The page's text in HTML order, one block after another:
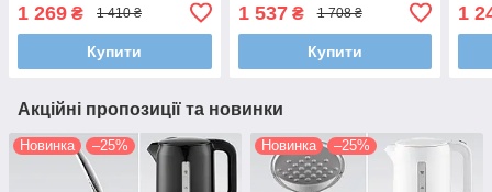
корпус, прихований
нагрівач та автовимкнення
1 269 ₴ 1 410 ₴
Купити
прихований нагрівальний
елемент
1 537₴ 1 708 ₴
Купити
1
Акційні пропозиції та новинки
Новинка –25% Новинка –25%